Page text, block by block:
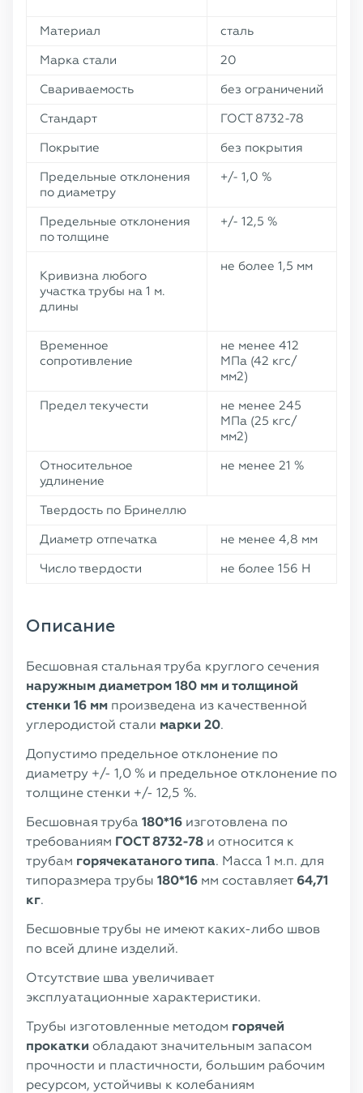
Материал
сталь
Марка стали
20
Свариваемость
без ограничений
Стандарт
ГОСТ 8732-78
Покрытие
без покрытия
Предельные отклонения
по диаметру
+/- 1,0 %
Предельные отклонения
по толщине
+/- 12,5 %
Кривизна любого
участка трубы на 1 м.
длины
не более 1,5 мм
Временное
сопротивление
не менее 412
МПа (42 кгс/
мм2)
Предел текучести
не менее 245
МПа (25 кгс/
мм2)
Относительное
удлинение
не менее 21 %
Твердость по Бринеллю
Диаметр отпечатка
не менее 4,8 мм
Число твердости
не более 156 Н
Описание
Бесшовная стальная труба круглого сечения
наружным диаметром 180 мм и толщиной
стенки 16 мм произведена из качественной
углеродистой стали марки 20.
Допустимо предельное отклонение по
диаметру +/- 1,0 % и предельное отклонение по
толщине стенки +/- 12,5 %.
Бесшовная труба 180*16 изготовлена по
требованиям ГОСТ 8732-78 и относится к
трубам горячекатаного типа. Масса 1 м.п. для
типоразмера трубы 180*16 мм составляет 64,71
кг.
Бесшовные трубы не имеют каких-либо швов
по всей длине изделий.
Отсутствие шва увеличивает
эксплуатационные характеристики.
Трубы изготовленные методом горячей
прокатки обладают значительным запасом
прочности и пластичности, большим рабочим
ресурсом, устойчивы к колебаниям